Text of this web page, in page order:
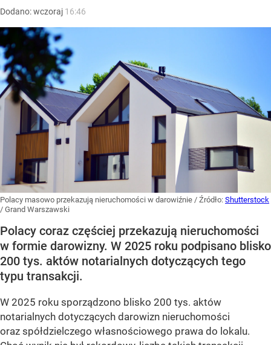
Dodano:wczoraj 16:46
Polacy masowo przekazują nieruchomości w darowiźnie / Źródło: Shutterstock
/ Grand Warszawski
Polacy coraz częściej przekazują nieruchomości
w formie darowizny. W 2025 roku podpisano blisko
200 tys. aktów notarialnych dotyczących tego
typu transakcji.
W 2025 roku sporządzono blisko 200 tys. aktów
notarialnych dotyczących darowizn nieruchomości
oraz spółdzielczego własnościowego prawa do lokalu.